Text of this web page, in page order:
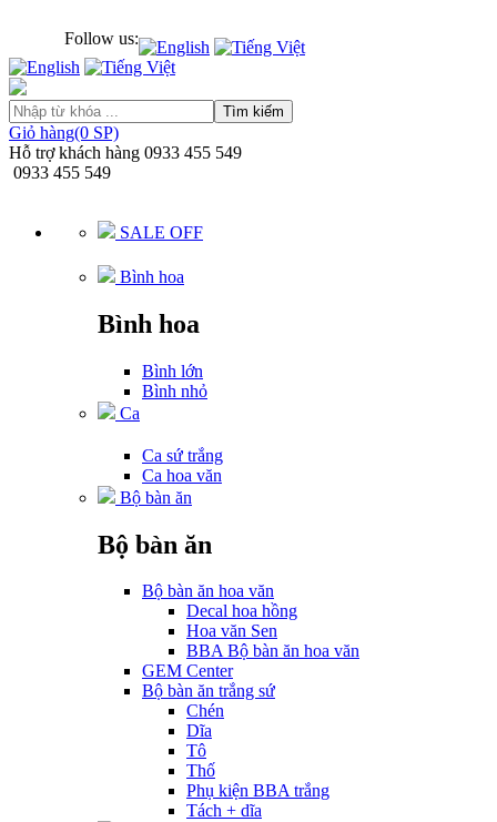
Follow us:
Tìm kiếm
Giỏ hàng(0 SP)
Hỗ trợ khách hàng 0933 455 549
0933 455 549
SALE OFF
Bình hoa
Bình hoa
Bình lớn
Bình nhỏ
Ca
Ca sứ trắng
Ca hoa văn
Bộ bàn ăn
Bộ bàn ăn
Bộ bàn ăn hoa văn
Decal hoa hồng
Hoa văn Sen
BBA Bộ bàn ăn hoa văn
GEM Center
Bộ bàn ăn trắng sứ
Chén
Dĩa
Tô
Thố
Phụ kiện BBA trắng
Tách + dĩa